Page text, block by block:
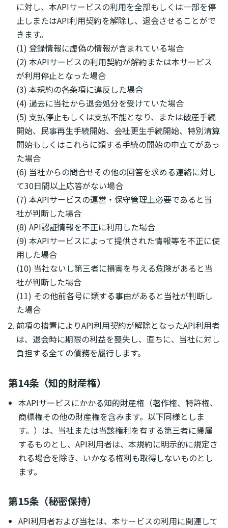
に対し、本APIサービスの利用を全部もしくは一部を停
止しまたはAPI利用契約を解除し、退会させることがで
きます。
(1) 登録情報に虚偽の情報が含まれている場合
(2) 本APIサービスの利用契約が解約または本サービス
が利用停止となった場合
(3) 本規約の各条項に違反した場合
(4) 過去に当社から退会処分を受けていた場合
(5) 支払停止もしくは支払不能となり、または破産手続
開始、民事再生手続開始、会社更生手続開始、特別清算
開始もしくはこれらに類する手続の開始の申立てがあっ
た場合
(6) 当社からの問合せその他の回答を求める連絡に対し
て30日間以上応答がない場合
(7) 本APIサービスの運営・保守管理上必要であると当
社が判断した場合
(8) API認証情報を不正に利用した場合
(9) 本APIサービスによって提供された情報等を不正に使
用した場合
(10) 当社ないし第三者に損害を与える危険があると当
社が判断した場合
(11) その他前各号に類する事由があると当社が判断し
た場合
前項の措置によりAPI利用契約が解除となったAPI利用者
は、退会時に期限の利益を喪失し、直ちに、当社に対し
負担する全ての債務を履行します。
第14条（知的財産権）
本APIサービスにかかる知的財産権（著作権、特許権、
商標権その他の財産権を含みます。以下同様としま
す。）は、当社または当該権利を有する第三者に帰属
するものとし、API利用者は、本規約に明示的に規定さ
れる場合を除き、いかなる権利も取得しないものとし
ます。
第15条（秘密保持）
API利用者および当社は、本サービスの利用に関連して